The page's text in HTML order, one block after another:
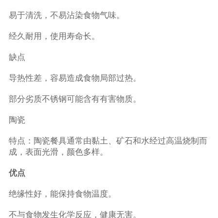
易于清洗，不易沾染食物气味。
经久耐用，使用寿命长。
缺点
导热性差，容易造成食物局部过热。
部分劣质不锈钢可能含有有害物质。
陶瓷
特点：陶瓷餐具通常由黏土、矿石和水经过高温烧制而
成，表面光滑，颜色多样。
优点
绝缘性好，能保持食物温度。
不与食物发生化学反应，健康无害。